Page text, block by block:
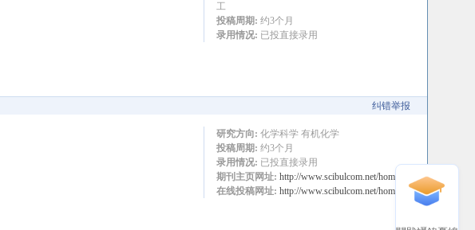
工
投稿周期: 约3个月
录用情况: 已投直接录用
纠错举报
研究方向: 化学科学 有机化学
投稿周期: 约3个月
录用情况: 已投直接录用
期刊主页网址: http://www.scibulcom.net/home.html
在线投稿网址: http://www.scibulcom.net/home.html